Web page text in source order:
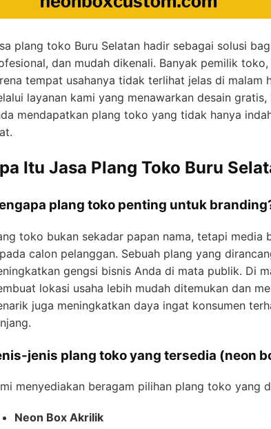
plang toko Buru Selatan hadir sebagai solusi
dan mudah dikenali. Banyak pemilik
tempat usahanya tidak terlihat jelas di
layanan kami yang menawarkan desain
mendapatkan plang toko yang tidak hanya
Itu Jasa Plang Toko Buru
plang toko penting untuk
toko bukan sekadar papan nama, tetapi
calon pelanggan. Sebuah plang yang
gengsi bisnis Anda di mata publik. Di
lokasi usaha lebih mudah ditemukan dan
juga meningkatkan daya ingat konsumen
jenis plang toko yang tersedia (neon
menyediakan beragam pilihan plang toko yang
Neon Box Akrilik